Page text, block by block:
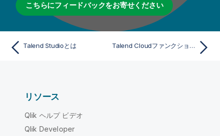
こちらにフィードバックをお寄せください
Talend Studioとは Talend Cloudファンクションアーキテクチャー
リソース
Qlik ヘルプ ビデオ
Qlik Developer